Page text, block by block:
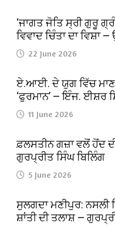
‘ਜਾਗਤ ਜੋਤਿ ਸ੍ਰੀ ਗੁਰੂ
ਵਿਵਾਦ ਚਿੰਤਾ ਦਾ ਵਿਸ਼ਾ
22 June 2026
ਏ.ਆਈ. ਦੇ ਯੁਗ ਵਿੱਚ
‘ਫੁਰਮਾਨ’ — ਇੰਜ. ਈਸ਼ਰ
11 June 2026
ਫ਼ਲਸਤੀਨ ਗਜ਼ਾ ਵਲੋਂ ਹੋਂਦ
ਗੁਰਪ੍ਰੀਤ ਸਿੰਘ ਬਿਲਿੰਗ
5 June 2026
ਸੁਲਗਦਾ ਮਣੀਪੁਰ:
ਸ਼ਾਂਤੀ ਦੀ ਤਲਾਸ਼ —